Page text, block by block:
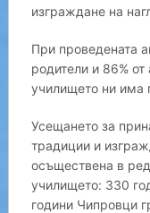
изграждане на
При проведената
родители и 86%
училището ни има
Усещането за
традиции и
осъществена в
училището: 330
години Чипровци